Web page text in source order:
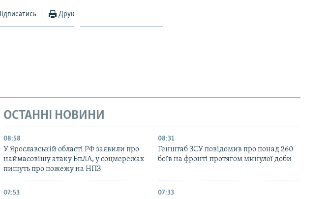
Підписатись Друк
ОСТАННІ НОВИНИ
08:58
У Ярославській області РФ заявили про
наймасовішу атаку БпЛА, у соцмережах
пишуть про пожежу на НПЗ
08:31
Генштаб ЗСУ повідомив про понад 260
боїв на фронті протягом минулої доби
07:53 07:33